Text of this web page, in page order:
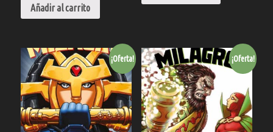
Añadir al carrito
¡Oferta! ¡Oferta!